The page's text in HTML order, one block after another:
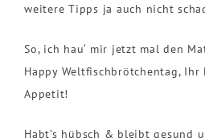
weitere Tipps ja auch nicht
So, ich hau‘ mir jetzt mal den
Happy Weltfischbrötchentag,
Appetit!
Habt’s hübsch & bleibt gesund